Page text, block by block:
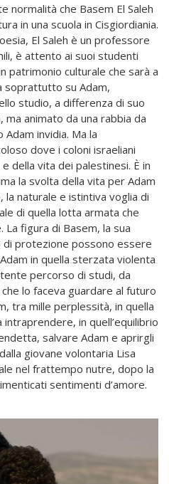
normalità che Basem El Saleh
in una scuola in Cisgiordiania.
El Saleh è un professore
è attento ai suoi studenti
patrimonio culturale che sarà a
soprattutto su Adam,
studio, a differenza di suo
animato da una rabbia da
invidia. Ma la
dove i coloni israeliani
della vita dei palestinesi. È in
la svolta della vita per Adam
la naturale e istintiva voglia di
di quella lotta armata che
figura di Basem, la sua
di protezione possono essere
in quella sterzata violenta
percorso di studi, da
lo faceva guardare al futuro
tra mille perplessità, in quella
in quell’equilibrio
salvare Adam e aprirgli
giovane volontaria Lisa
nel frattempo nutre, dopo la
sentimenti d’amore.